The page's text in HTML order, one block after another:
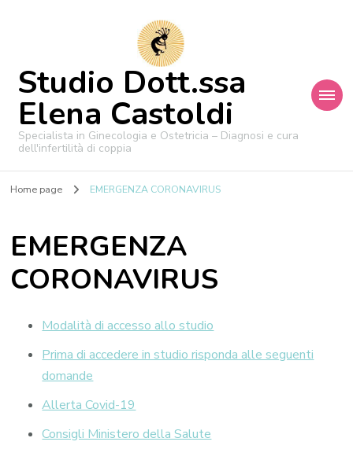
Studio Dott.ssa
Elena Castoldi
Specialista in Ginecologia e Ostetricia – Diagnosi e cura
dell'infertilità di coppia
Home page EMERGENZA CORONAVIRUS
EMERGENZA
CORONAVIRUS
Modalità di accesso allo studio
Prima di accedere in studio risponda alle seguenti
domande
Allerta Covid-19
Consigli Ministero della Salute